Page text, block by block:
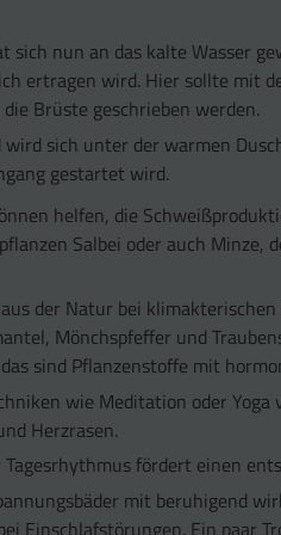
sich nun an das kalte Wasser
ertragen wird. Hier sollte mit
Brüste geschrieben werden.
sich unter der warmen
gestartet wird.
helfen, die
Salbei oder auch Minze,
der Natur bei klimakterischen
Mönchspfeffer und
sind Pflanzenstoffe mit
wie Meditation oder Yoga
Herzrasen.
fördert einen
mit beruhigend